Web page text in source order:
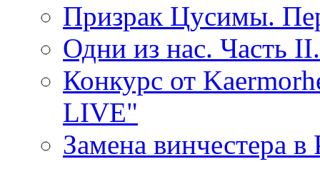
Призрак Цусимы.
Одни из нас. Часть
Конкурс от
LIVE"
Замена винчестера